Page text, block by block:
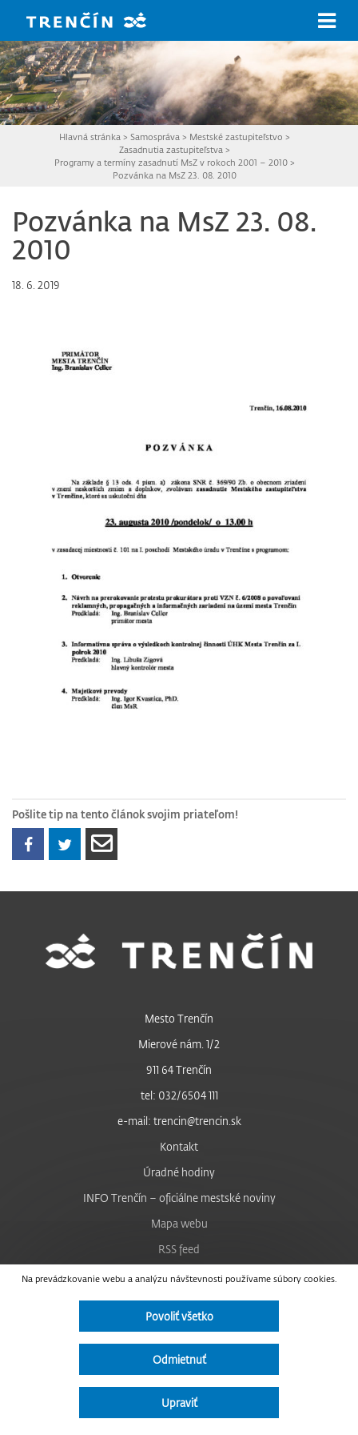
Hlavná stránka > Samospráva > Mestské zastupiteľstvo >
Zasadnutia zastupiteľstva >
Programy a termíny zasadnutí MsZ v rokoch 2001 – 2010>
Pozvánka na MsZ 23. 08. 2010
Pozvánka na MsZ 23. 08.
2010
18. 6. 2019
Pošlite tip na tento článok svojim priateľom!
Na prevádzkovanie webu a analýzu návštevnosti používame súbory cookies.
Povoliť všetko
Odmietnuť
Upraviť
Mesto Trenčín
Mierové nám. 1/2
911 64 Trenčín
tel: 032/6504 111
e-mail: trencin@trencin.sk
Kontakt
Úradné hodiny
INFO Trenčín – oficiálne mestské noviny
Mapa webu
RSS feed
Nastavenie cookies
Facebook
Instagram
Vyhlásenie o prístupnosti